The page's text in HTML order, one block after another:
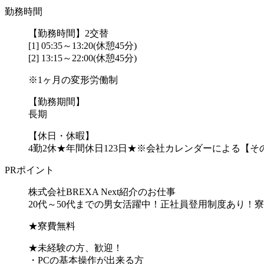
勤務時間
【勤務時間】2交替
[1] 05:35～13:20(休憩45分)
[2] 13:15～22:00(休憩45分)
※1ヶ月の変形労働制
【勤務期間】
長期
【休日・休暇】
4勤2休★年間休日123日★※会社カレンダーによる【そ
PRポイント
株式会社BREXA Next紹介のお仕事
20代～50代までの男女活躍中！正社員登用制度あり！寮
★寮費無料
★未経験の方、歓迎！
・PCの基本操作が出来る方